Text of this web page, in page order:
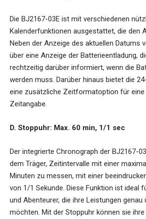
Die BJ2167-03E ist mit verschiedenen
Kalenderfunktionen ausgestattet, die den
Neben der Anzeige des aktuellen Datums
über eine Anzeige der Batterieentladung,
rechtzeitig darüber informiert, wenn die
werden muss. Darüber hinaus bietet die
eine zusätzliche Zeitformatoption für eine
Zeitangabe.
D. Stoppuhr: Max. 60 min, 1/1 sec
Der integrierte Chronograph der BJ2167-
dem Träger, Zeitintervalle mit einer
Minuten zu messen, mit einer
von 1/1 Sekunde. Diese Funktion ist ideal
und Abenteurer, die ihre Leistungen genau
möchten. Mit der Stoppuhr können sie ihre